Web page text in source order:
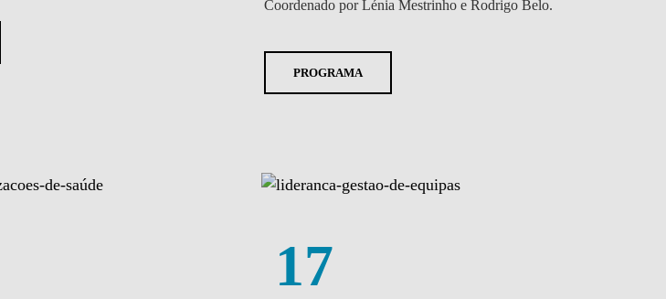
Coordenado por Lénia Mestrinho e Rodrigo Belo.
PROGRAMA
17